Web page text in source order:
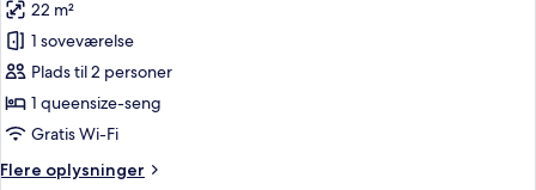
billeder
af
Executive-
dobbeltværelse
22 m²
1 soveværelse
Plads til 2 personer
1 queensize-seng
Gratis Wi-Fi
Flere oplysninger
Flere